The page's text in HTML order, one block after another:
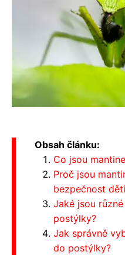
Obsah článku:
Co jsou
Proč jsou
bezpečnost
Jaké jsou
postýlky?
Jak správně
do postýlky?